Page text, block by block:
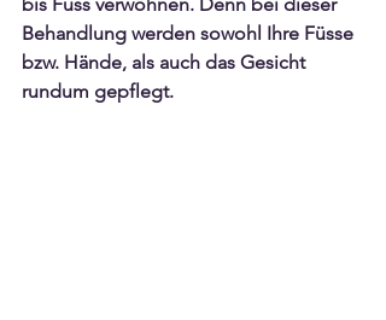
Behandlung werden sowohl Ihre Füsse
bzw. Hände, als auch das Gesicht
rundum gepflegt.